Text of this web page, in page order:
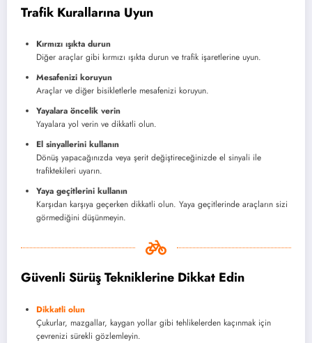
Trafik Kurallarına Uyun
Kırmızı ışıkta durun
Diğer araçlar gibi kırmızı ışıkta durun ve trafik işaretlerine uyun.
Mesafenizi koruyun
Araçlar ve diğer bisikletlerle mesafenizi koruyun.
Yayalara öncelik verin
Yayalara yol verin ve dikkatli olun.
El sinyallerini kullanın
Dönüş yapacağınızda veya şerit değiştireceğinizde el sinyali ile
trafiktekileri uyarın.
Yaya geçitlerini kullanın
Karşıdan karşıya geçerken dikkatli olun. Yaya geçitlerinde araçların sizi
görmediğini düşünmeyin.
Güvenli Sürüş Tekniklerine Dikkat Edin
Dikkatli olun
Çukurlar, mazgallar, kaygan yollar gibi tehlikelerden kaçınmak için
çevrenizi sürekli gözlemleyin.